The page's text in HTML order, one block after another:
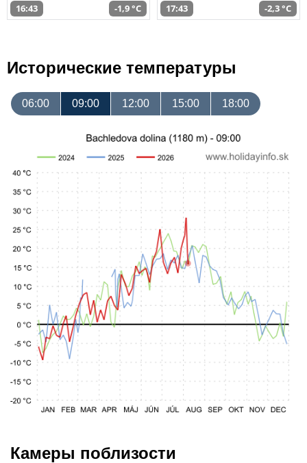
16:43 -1,9 °C 17:43 -2,3 °C
Исторические температуры
06:00 09:00 12:00 15:00 18:00
Камеры поблизости